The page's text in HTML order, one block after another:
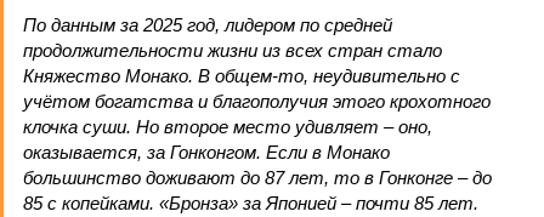
По данным за 2025 год, лидером по средней
продолжительности жизни из всех стран стало
Княжество Монако. В общем-то, неудивительно с
учётом богатства и благополучия этого крохотного
клочка суши. Но второе место удивляет – оно,
оказывается, за Гонконгом. Если в Монако
большинство доживают до 87 лет, то в Гонконге – до
85 с копейками. «Бронза» за Японией – почти 85 лет.